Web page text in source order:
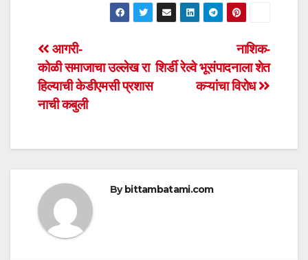
s
A
p
p
b
o
tt
ail ar
Post
navigation
नाशिक-
शिर्डी रेल्वे भूसंपादनाला शेत
कऱ्यांचा विरोध
आगरी-
कोळी समाजाचा उल्लेख रा
हिल्याची केडीएमसी प्रशास
नाची कबुली
By bittambatami.com